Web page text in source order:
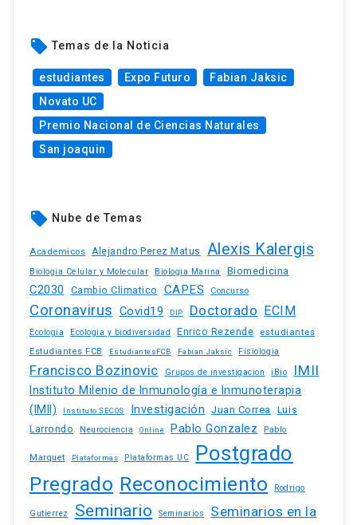
local_offer Temas de la Noticia
estudiantes Expo Futuro
Fabian Jaksic
Novato UC
Premio Nacional de Ciencias Naturales
San joaquin
local_offer Nube de Temas
Academicos Alejandro Perez Matus Alexis Kalergis
Biologia Celular y Molecular Biologia Marina Biomedicina
C2030 Cambio Climatico CAPES Concurso
Coronavirus Covid19 DIP Doctorado ECIM
Ecologia Ecologia y biodiversidad Enrico Rezende estudiantes
Estudiantes FCB EstudiantesFCB Fabian Jaksic Fisiologia
Francisco Bozinovic Grupos de investigacion iBio IMII
Instituto Milenio de Inmunología e Inmunoterapia
(IMII)
Instituto SECOS Investigación Juan Correa Luis
Larrondo
Neurociencia Online Pablo Gonzalez Pablo
Marquet Plataformas Plataformas UC Postgrado
Pregrado Reconocimiento Rodrigo
Gutierrez Seminario Seminarios
Seminarios en la